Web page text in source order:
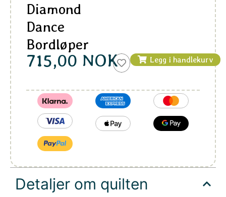
Diamond
Dance
Bordløper
715,00 NOK Legg i handlekurv
Detaljer om quilten